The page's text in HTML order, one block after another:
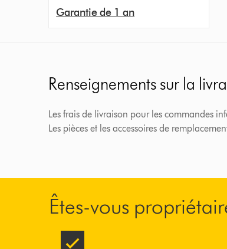
Garantie de 1 an
Renseignements sur la
Les frais de livraison pour les commandes
Les pièces et les accessoires de
Êtes-vous